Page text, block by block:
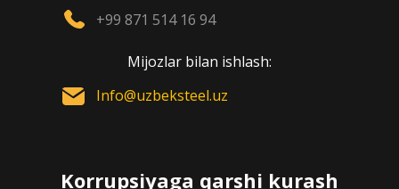
+99 871 514 16 94
Mijozlar bilan ishlash:
Info@uzbeksteel.uz
Korrupsiyaga qarshi kurash